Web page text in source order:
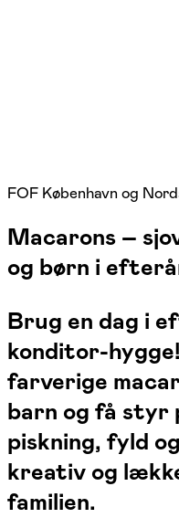
FOF København og
Macarons –
og børn i
Brug en dag i
konditor-
farverige
barn og få styr
piskning, fyld
kreativ og
familien.